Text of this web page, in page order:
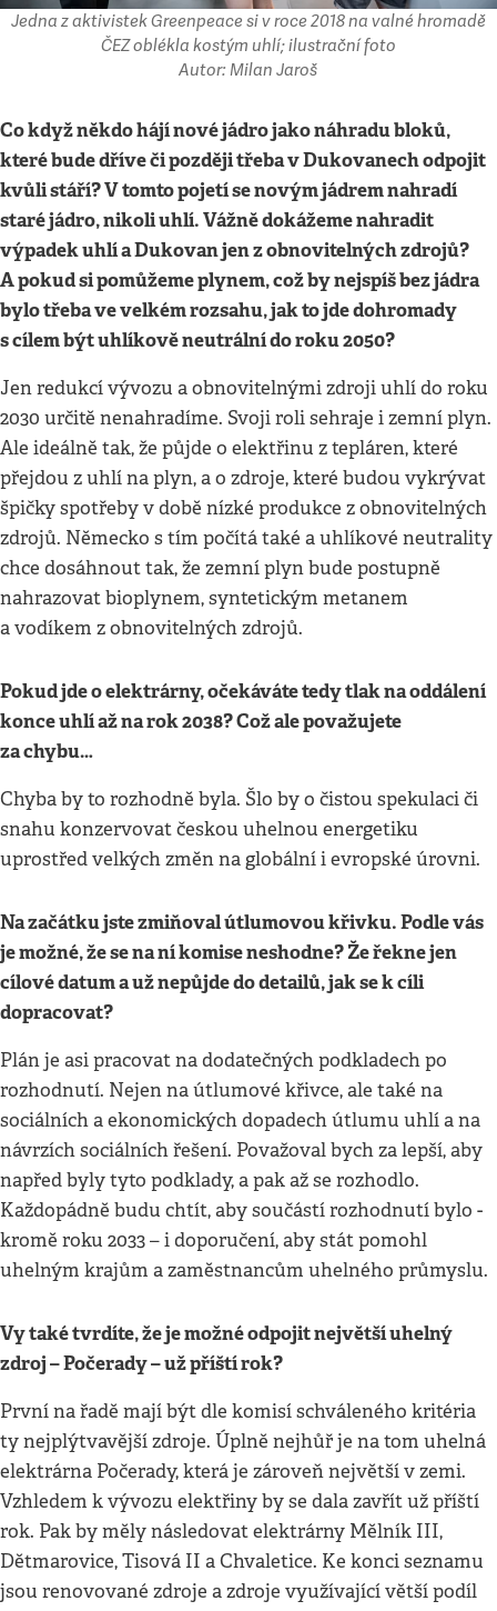
Jedna z aktivistek Greenpeace si v roce 2018 na valné hromadě
ČEZ oblékla kostým uhlí; ilustrační foto
Autor: Milan Jaroš
Co když někdo hájí nové jádro jako náhradu bloků,
které bude dříve či později třeba v Dukovanech odpojit
kvůli stáří? V tomto pojetí se novým jádrem nahradí
staré jádro, nikoli uhlí. Vážně dokážeme nahradit
výpadek uhlí a Dukovan jen z obnovitelných zdrojů?
A pokud si pomůžeme plynem, což by nejspíš bez jádra
bylo třeba ve velkém rozsahu, jak to jde dohromady
s cílem být uhlíkově neutrální do roku 2050?
Jen redukcí vývozu a obnovitelnými zdroji uhlí do roku
2030 určitě nenahradíme. Svoji roli sehraje i zemní plyn.
Ale ideálně tak, že půjde o elektřinu z tepláren, které
přejdou z uhlí na plyn, a o zdroje, které budou vykrývat
špičky spotřeby v době nízké produkce z obnovitelných
zdrojů. Německo s tím počítá také a uhlíkové neutrality
chce dosáhnout tak, že zemní plyn bude postupně
nahrazovat bioplynem, syntetickým metanem
a vodíkem z obnovitelných zdrojů.
Pokud jde o elektrárny, očekáváte tedy tlak na oddálení
konce uhlí až na rok 2038? Což ale považujete
za chybu…
Chyba by to rozhodně byla. Šlo by o čistou spekulaci či
snahu konzervovat českou uhelnou energetiku
uprostřed velkých změn na globální i evropské úrovni.
Na začátku jste zmiňoval útlumovou křivku. Podle vás
je možné, že se na ní komise neshodne? Že řekne jen
cílové datum a už nepůjde do detailů, jak se k cíli
dopracovat?
Plán je asi pracovat na dodatečných podkladech po
rozhodnutí. Nejen na útlumové křivce, ale také na
sociálních a ekonomických dopadech útlumu uhlí a na
návrzích sociálních řešení. Považoval bych za lepší, aby
napřed byly tyto podklady, a pak až se rozhodlo.
Každopádně budu chtít, aby součástí rozhodnutí bylo -
kromě roku 2033 – i doporučení, aby stát pomohl
uhelným krajům a zaměstnancům uhelného průmyslu.
Vy také tvrdíte, že je možné odpojit největší uhelný
zdroj – Počerady – už příští rok?
První na řadě mají být dle komisí schváleného kritéria
ty nejplýtvavější zdroje. Úplně nejhůř je na tom uhelná
elektrárna Počerady, která je zároveň největší v zemi.
Vzhledem k vývozu elektřiny by se dala zavřít už příští
rok. Pak by měly následovat elektrárny Mělník III,
Dětmarovice, Tisová II a Chvaletice. Ke konci seznamu
jsou renovované zdroje a zdroje využívající větší podíl